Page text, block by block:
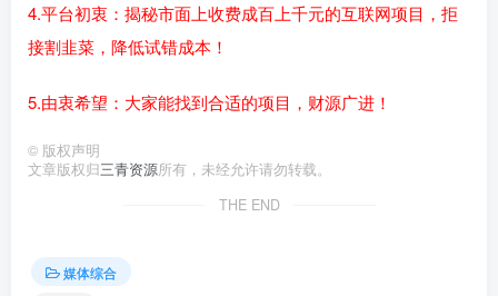
4.平台初衷：揭秘市面上收费成百上千元的互联网项目，拒
接割韭菜，降低试错成本！
5.由衷希望：大家能找到合适的项目，财源广进！
© 版权声明
文章版权归三青资源所有，未经允许请勿转载。
THE END
媒体综合